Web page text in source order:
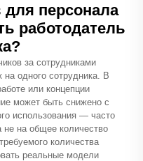
персонала
работодатель
за сотрудниками
одного сотрудника. В
или концепции
может быть снижено с
использования — часто
на общее количество
количества
реальные модели